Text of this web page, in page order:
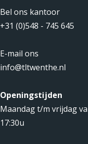
Bel ons kantoor
+31 (0)548 - 745 645
E-mail ons
info@tltwenthe.nl
Openingstijden
Maandag t/m vrijdag
17:30u